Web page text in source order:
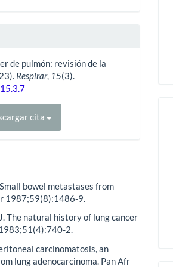
de pulmón: revisión de la
Respirar, 15(3).
cita
bowel metastases from
1987;59(8):1486-9.
The natural history of lung cancer
2.
carcinomatosis, an
lung adenocarcinoma. Pan Afr